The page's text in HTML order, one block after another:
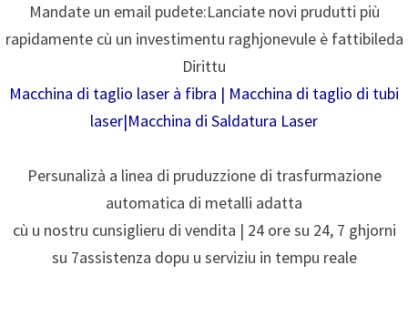
Mandate un email pudete:Lanciate novi prudutti più
rapidamente cù un investimentu raghjonevule è fattibileda
Dirittu
Macchina di taglio laser à fibra | Macchina di taglio di tubi
laser|Macchina di Saldatura Laser
Persunalizà a linea di pruduzzione di trasfurmazione
automatica di metalli adatta
cù u nostru cunsiglieru di vendita | 24 ore su 24, 7 ghjorni
su 7assistenza dopu u serviziu in tempu reale